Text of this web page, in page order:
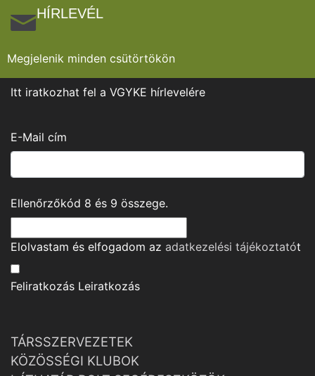
HÍRLEVÉL
Megjelenik minden csütörtökön
Itt iratkozhat fel a VGYKE hírlevelére
E-Mail cím
Ellenőrzőkód 8 és 9 összege.
Elolvastam és elfogadom az adatkezelési tájékoztatót
Feliratkozás Leiratkozás
TÁRSSZERVEZETEK
KÖZÖSSÉGI KLUBOK